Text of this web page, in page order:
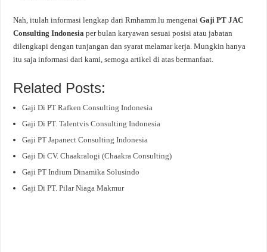
Nah, itulah informasi lengkap dari Rmhamm.lu mengenaiGaji PT JAC
Consulting Indonesiaper bulan karyawan sesuai posisi atau jabatan
dilengkapi dengan tunjangan dan syarat melamar kerja. Mungkin hanya
itu saja informasi dari kami, semoga artikel di atas bermanfaat.
Related Posts:
Gaji Di PT Rafken Consulting Indonesia
Gaji Di PT. Talentvis Consulting Indonesia
Gaji PT Japanect Consulting Indonesia
Gaji Di CV. Chaakralogi (Chaakra Consulting)
Gaji PT Indium Dinamika Solusindo
Gaji Di PT. Pilar Niaga Makmur